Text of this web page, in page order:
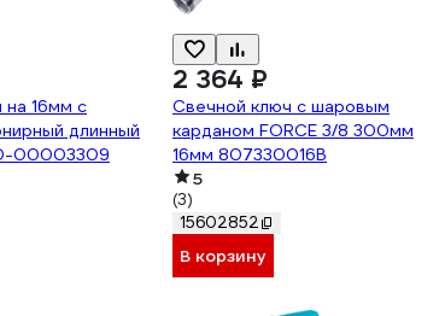
на 16мм с
длинный
00003309
2 364 ₽
Свечной ключ с шаровым
карданом FORCE 3/8 300мм
16мм 807330016B
5
(3)
15602852
В корзину